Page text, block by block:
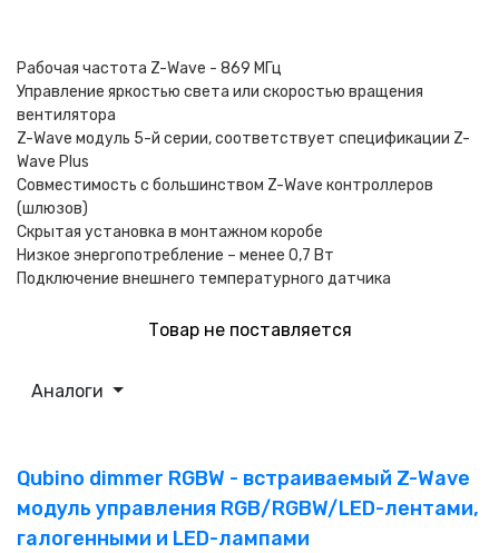
Рабочая частота Z-Wave - 869 MГц
Управление яркостью света или скоростью вращения
вентилятора
Z-Wave модуль 5-й серии, соответствует спецификации Z-
Wave Plus
Совместимость с большинством Z-Wave контроллеров
(шлюзов)
Скрытая установка в монтажном коробе
Низкое энергопотребление – менее 0,7 Вт
Подключение внешнего температурного датчика
Товар не поставляется
Аналоги
Qubino dimmer RGBW - встраиваемый Z-Wave
модуль управления RGB/RGBW/LED-лентами,
галогенными и LED-лампами